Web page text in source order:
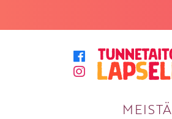
MEISTÄ